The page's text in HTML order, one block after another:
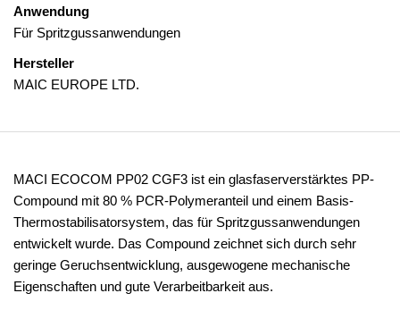
Anwendung
Für Spritzgussanwendungen
Hersteller
MAIC EUROPE LTD.
MACI ECOCOM PP02 CGF3 ist ein glasfaserverstärktes PP-
Compound mit 80 % PCR-Polymeranteil und einem Basis-
Thermostabilisatorsystem, das für Spritzgussanwendungen
entwickelt wurde. Das Compound zeichnet sich durch sehr
geringe Geruchsentwicklung, ausgewogene mechanische
Eigenschaften und gute Verarbeitbarkeit aus.